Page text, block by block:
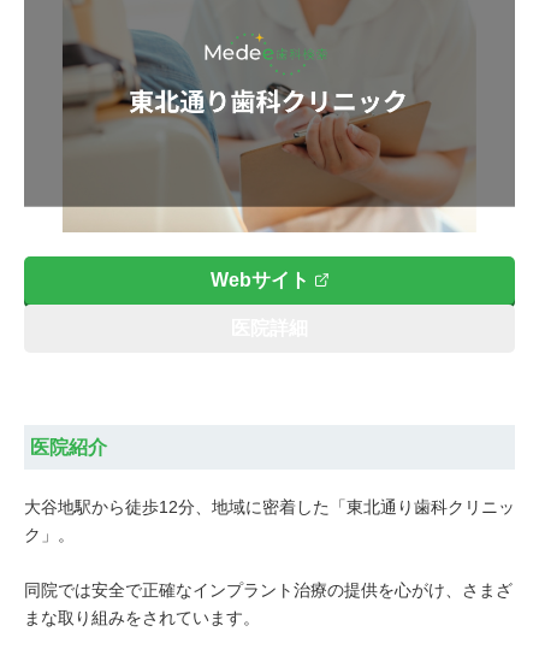
Webサイト
医院紹介
大谷地駅から徒歩12分、地域に密着した「東北通り歯科クリニッ
ク」。
同院では安全で正確なインプラント治療の提供を心がけ、さまざ
まな取り組みをされています。